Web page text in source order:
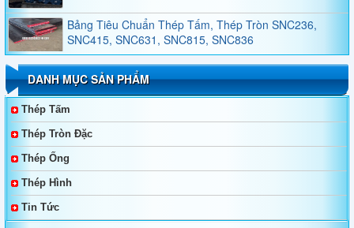
Bảng Tiêu Chuẩn Thép Tấm, Thép Tròn SNC236,
SNC415, SNC631, SNC815, SNC836
Bảng Tiêu Chuẩn Thép Tấm, Thép Tròn SNCM220,
SNCM439, SNCM415, SNCM420, SNCM431
Thép Không Gỉ Duplex 2205, 2570
Thép Tấm, Thép Làm Khuôn, Thép Tròn Đặc SKT4,
SKT3, SKT6, 55NiCrMoV7, 45NiCrMo16
DANH MỤC SẢN PHẨM
Thép Tấm
Thép Tròn Đặc
Thép Ống
Thép Hình
Tin Tức